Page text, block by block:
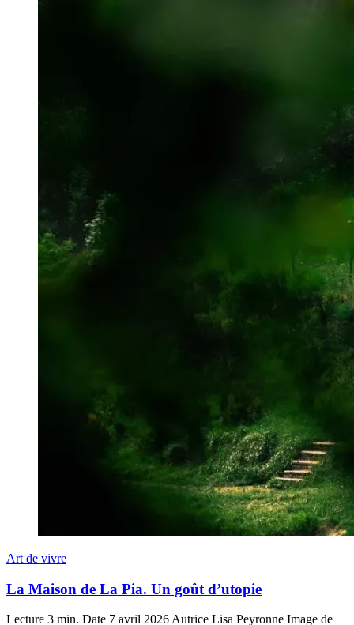
Art de vivre
La Maison de La Pia. Un goût d’utopie
Lecture 3 min. Date 7 avril 2026Autrice Lisa Peyronne Image de